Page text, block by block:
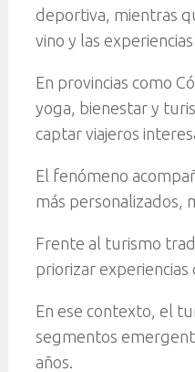
deportiva, mientras
vino y las
En provincias como
yoga, bienestar y
captar viajeros
El fenómeno
más personalizados,
Frente al turismo
priorizar
En ese contexto, el
segmentos
años.